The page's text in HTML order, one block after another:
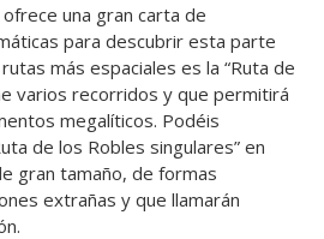
una gran carta de
para descubrir esta parte
más espaciales es la “Ruta de
varios recorridos y que permitirá
megalíticos. Podéis
de los Robles singulares” en
gran tamaño, de formas
extrañas y que llamarán